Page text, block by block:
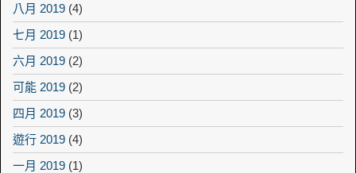
八月 2019 (4)
七月 2019 (1)
六月 2019 (2)
可能 2019 (2)
四月 2019 (3)
遊行 2019 (4)
一月 2019 (1)